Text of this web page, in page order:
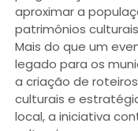
aproximar a
patrimônios
Mais do que um
legado para os
a criação de
culturais e
local, a iniciativa